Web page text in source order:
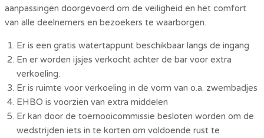
aanpassingen doorgevoerd om de veiligheid en het comfort
van alle deelnemers en bezoekers te waarborgen.
Er is een gratis watertappunt beschikbaar langs de ingang
En er worden ijsjes verkocht achter de bar voor extra
verkoeling.
Er is ruimte voor verkoeling in de vorm van o.a. zwembadjes
EHBO is voorzien van extra middelen
Er kan door de toernooicommissie besloten worden om de
wedstrijden iets in te korten om voldoende rust te